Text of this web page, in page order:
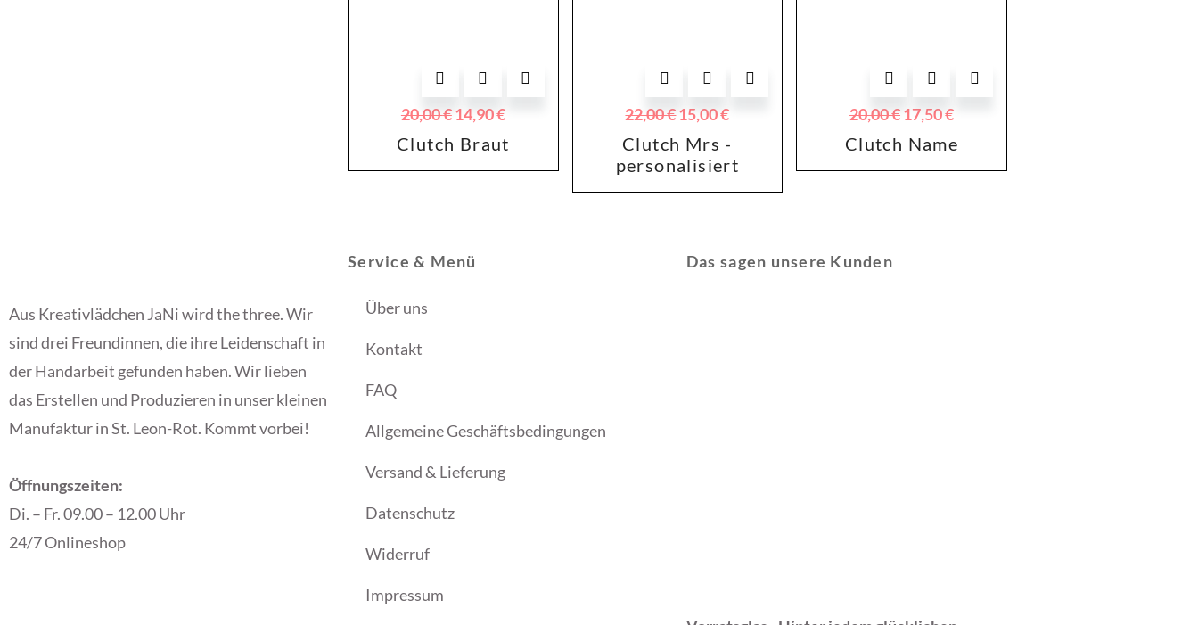
20,00€14,90€
Clutch Braut
22,00€15,00€
Clutch Mrs -
personalisiert
20,00€17,50€
Clutch Name
Aus Kreativlädchen JaNi wird the three. Wir
sind drei Freundinnen, die ihre Leidenschaft in
der Handarbeit gefunden haben. Wir lieben
das Erstellen und Produzieren in unser kleinen
Manufaktur in St. Leon-Rot. Kommt vorbei!
Öffnungszeiten:
Di. – Fr. 09.00 – 12.00 Uhr
24/7 Onlineshop
Service & Menü
Über uns
Kontakt
FAQ
Allgemeine Geschäftsbedingungen
Versand & Lieferung
Datenschutz
Widerruf
Impressum
Das sagen unsere Kunden